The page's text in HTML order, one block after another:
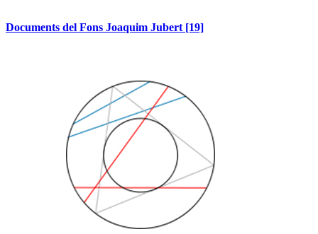
Documents del Fons Joaquim Jubert [19]